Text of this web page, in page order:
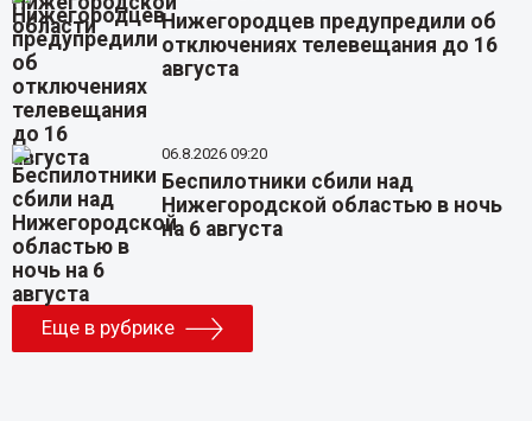
Нижегородцев предупредили об
отключениях телевещания до 16
августа
06.8.2026 09:20
Беспилотники сбили над
Нижегородской областью в ночь
на 6 августа
Еще в рубрике